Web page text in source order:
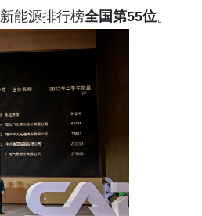
新能源排行榜全国第55位。